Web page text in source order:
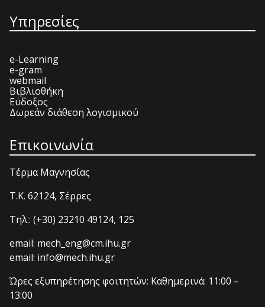
Υπηρεσίες
e-Learning
e-gram
webmail
Βιβλιοθήκη
Εύδοξος
Δωρεάν διάθεση λογισμικού
Επικοινωνία
Τέρμα Μαγνησίας
T.K. 62124, Σέρρες
Τηλ.: (+30) 23210 49124, 125
email: mech_eng@cm.ihu.gr
email: info@mech.ihu.gr
Ώρες εξυπηρέτησης φοιτητών: Καθημερινά: 11:00 –
13:00